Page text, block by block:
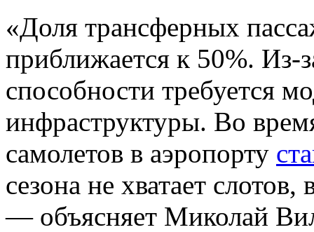
«Доля трансферных
приближается к 50%. Из-
способности требуется
инфраструктуры. Во
самолетов в аэропорту
сезона не хватает
— объясняет Миколай